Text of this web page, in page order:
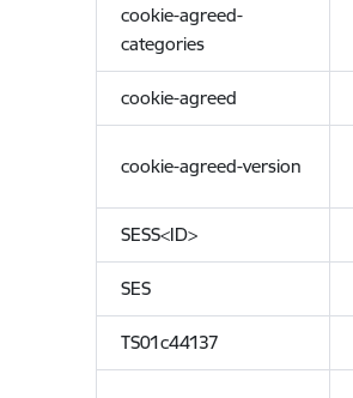
cookie-agreed-
categories
cookie-agreed
cookie-agreed-version
SESS<ID>
SES
TS01c44137